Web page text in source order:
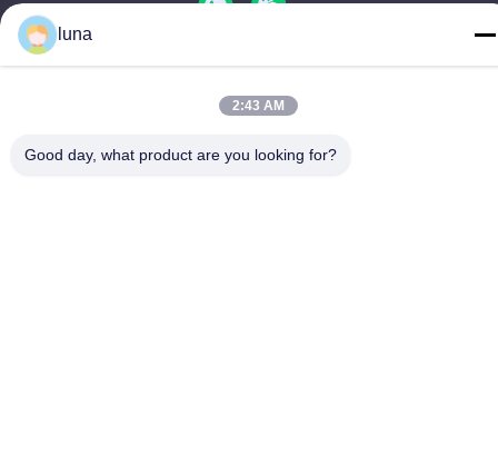
Προμηθευτής. Πνευματικά δικαιώματα © -2026 Guangzhou
πνευματικά δικαιώματα.
luna
2:43 AM
Good day, what product are you looking for?